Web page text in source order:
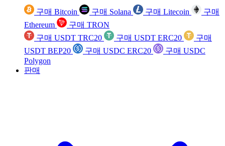
구매 Bitcoin 구매 Solana 구매 Litecoin
구매
Ethereum
구매 TRON
구매 USDT TRC20
구매 USDT ERC20
구매
USDT BEP20
구매 USDC ERC20
구매 USDC
Polygon
판매